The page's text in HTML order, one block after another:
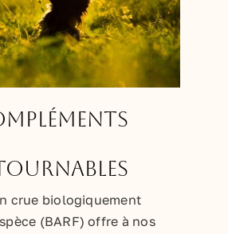
crue biologiquement
(BARF) offre à nos